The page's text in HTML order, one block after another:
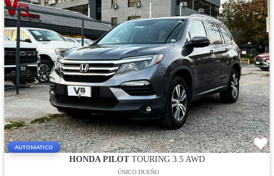
AUTOMATICO
HONDA PILOTTOURING 3.5 AWD
ÚNICO DUEÑO